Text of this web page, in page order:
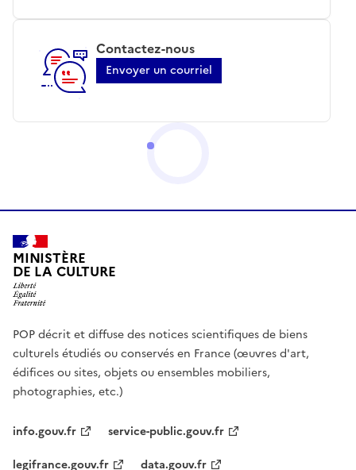
Contactez-nous
Envoyer un courriel
MINISTÈRE
DE LA CULTURE
POP décrit et diffuse des notices scientifiques de biens
culturels étudiés ou conservés en France (œuvres d'art,
édifices ou sites, objets ou ensembles mobiliers,
photographies, etc.)
info.gouv.fr
service-public.gouv.fr
legifrance.gouv.fr
data.gouv.fr